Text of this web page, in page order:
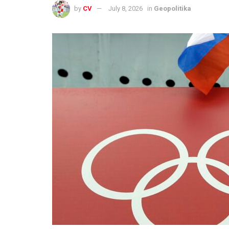
by CV July 8, 2026 in Geopolitika